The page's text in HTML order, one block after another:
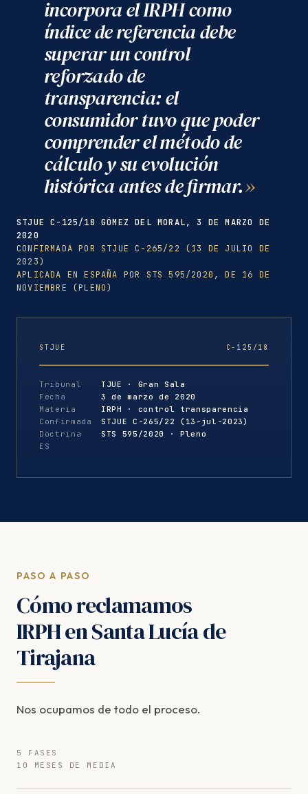
incorpora el IRPH como
índice de referencia debe
superar un control
reforzado de
transparencia: el
consumidor tuvo que poder
comprender el método de
cálculo y su evolución
histórica antes de firmar.
STJUE C-125/18 GÓMEZ DEL MORAL, 3 DE MARZO DE
2020
CONFIRMADA POR STJUE C-265/22 (13 DE JULIO DE
2023)
APLICADA EN ESPAÑA POR STS 595/2020, DE 16 DE
NOVIEMBRE (PLENO)
STJUE C-125/18
Tribunal
TJUE · Gran Sala
Fecha
3 de marzo de 2020
Materia
IRPH · control transparencia
Confirmada
STJUE C-265/22 (13-jul-2023)
Doctrina
ES
STS 595/2020 · Pleno
PASO A PASO
Cómo reclamamos
IRPH en Santa Lucía de
Tirajana
Nos ocupamos de todo el proceso.
5 FASES
10 MESES DE MEDIA